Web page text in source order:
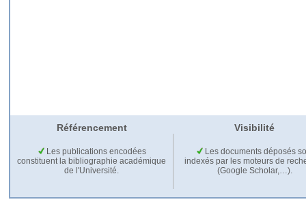
Référencement Visibilité
Les publications encodées
constituent la bibliographie académique
de l'Université.
Les documents déposés
indexés par les moteurs de
(Google Scholar,…).